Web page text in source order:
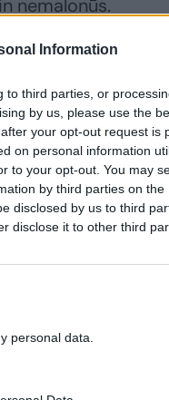
Information
to third parties, or
by us, please use the
your opt-out request is
on personal information
to your opt-out. You may
by third parties on the
disclosed by us to third
disclose it to other third
personal data.
nemalonūs.
Kiek ančių
dviejų dalykų